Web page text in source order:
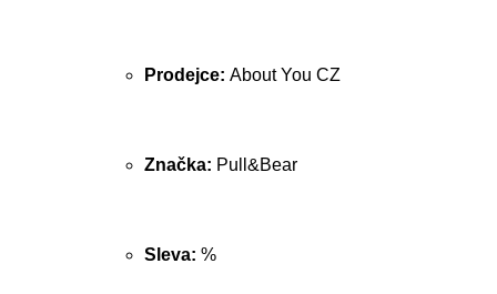
Prodejce: About You CZ
Značka: Pull&Bear
Sleva: %